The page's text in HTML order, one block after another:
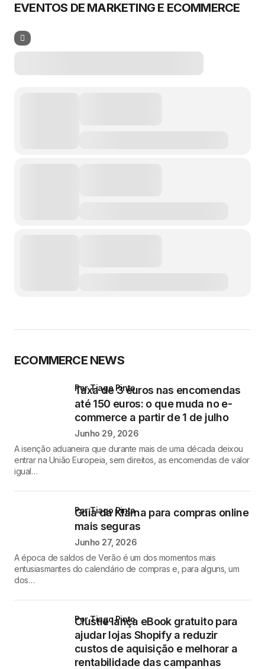
EVENTOS DE MARKETING E ECOMMERCE
ECOMMERCE NEWS
Taxa de 3 euros nas encomendas
até 150 euros: o que muda no e-
commerce a partir de 1 de julho
por Tiago Pinto
Junho 29, 2026
A isenção aduaneira que durante mais de uma década deixou
entrar na União Europeia, sem direitos, as encomendas de valor
igual…
Guia da Klarna para compras online
mais seguras
por Tiago Pinto
Junho 27, 2026
A época de saldos de Verão é um dos momentos mais
entusiasmantes do calendário de compras e, para alguns, um
dos…
Clustie lança eBook gratuito para
ajudar lojas Shopify a reduzir
custos de aquisição e melhorar a
rentabilidade das campanhas
por Tiago Pinto